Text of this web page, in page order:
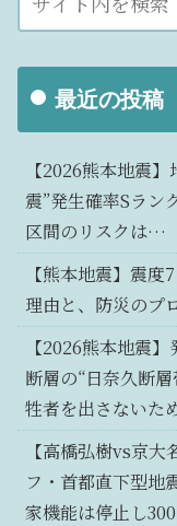
最近の投稿
【2026熊本地震
震”発生確率Sラ
区間のリスクは…
【熊本地震】震
理由と、防災の
【2026熊本地震
断層の“日奈久断
牲者を出さないた
【高橋弘樹vs京
フ・首都直下型
家機能は停止し